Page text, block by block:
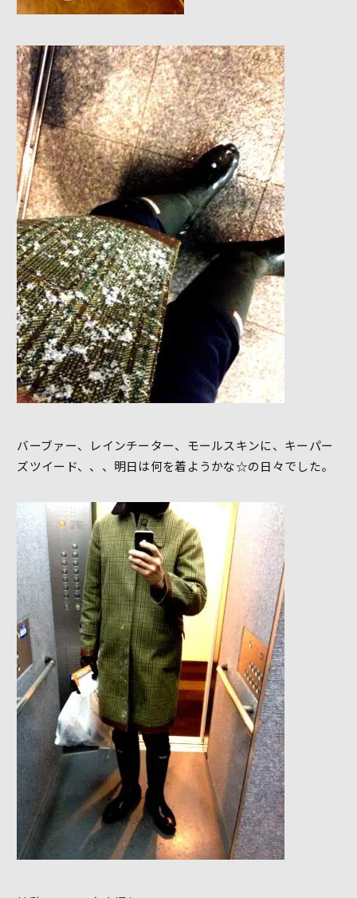
バーブァー、レインチーター、モールスキンに、キーパー
ズツイード、、、明日は何を着ようかな☆の日々でした。